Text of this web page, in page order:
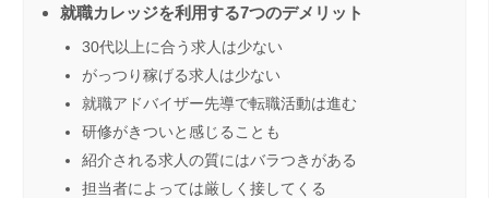
就職カレッジを利用する7つのデメリット
30代以上に合う求人は少ない
がっつり稼げる求人は少ない
就職アドバイザー先導で転職活動は進む
研修がきついと感じることも
紹介される求人の質にはバラつきがある
担当者によっては厳しく接してくる